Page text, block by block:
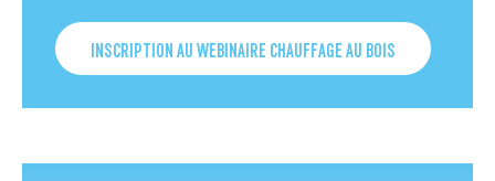
INSCRIPTION AU WEBINAIRE CHAUFFAGE AU BOIS